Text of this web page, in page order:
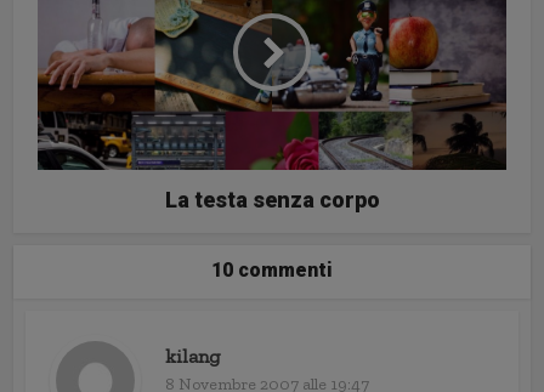
La testa senza corpo
10 commenti
kilang
8 Novembre 2007 alle 19:47